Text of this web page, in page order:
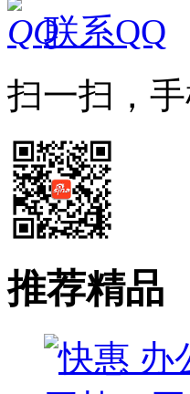
联系QQ
扫一扫，
推荐精品